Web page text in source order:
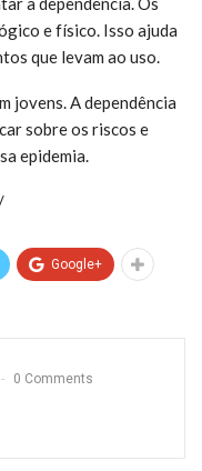
e físico. Isso ajuda
que levam ao uso.
jovens. A dependência
sobre os riscos e
epidemia.
Google+
0 Comments